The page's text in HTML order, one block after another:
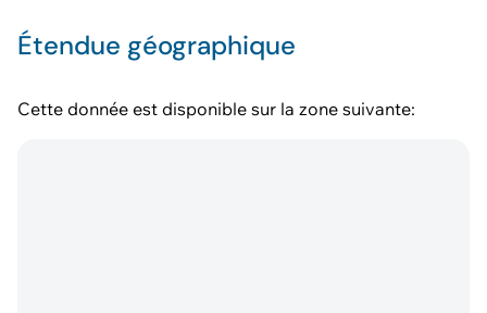
Étendue géographique
Cette donnée est disponible sur la zone suivante: